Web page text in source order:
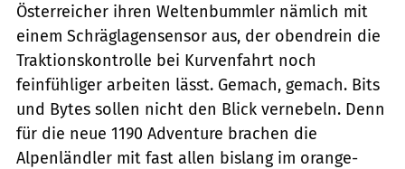
Österreicher ihren Weltenbummler nämlich mit
einem Schräglagensensor aus, der obendrein die
Traktionskontrolle bei Kurvenfahrt noch
feinfühliger arbeiten lässt. Gemach, gemach. Bits
und Bytes sollen nicht den Blick vernebeln. Denn
für die neue 1190 Adventure brachen die
Alpenländler mit fast allen bislang im orange-